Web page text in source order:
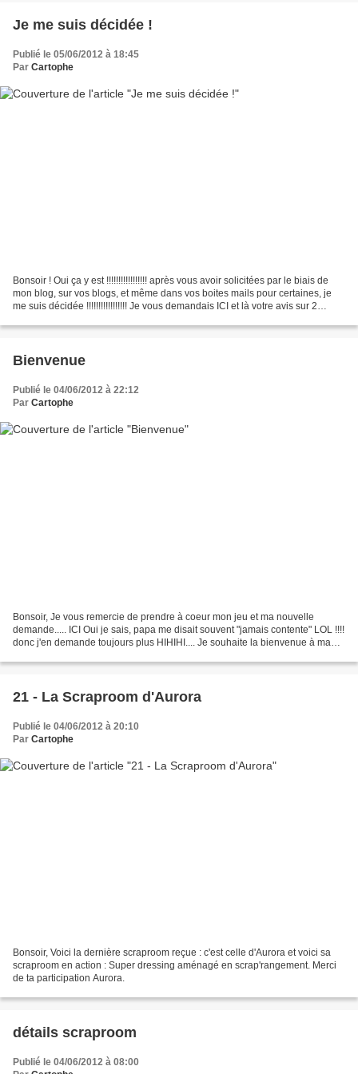
Je me suis décidée !
Publié le 05/06/2012 à 18:45
Par Cartophe
Bonsoir ! Oui ça y est !!!!!!!!!!!!!!!!! après vous avoir solicitées par le biais de
mon blog, sur vos blogs, et même dans vos boites mails pour certaines, je
me suis décidée !!!!!!!!!!!!!!!!! Je vous demandais ICI et là votre avis sur 2
Bienvenue
Publié le 04/06/2012 à 22:12
Par Cartophe
Bonsoir, Je vous remercie de prendre à coeur mon jeu et ma nouvelle
demande..... ICI Oui je sais, papa me disait souvent "jamais contente" LOL !!!!
donc j'en demande toujours plus HIHIHI.... Je souhaite la bienvenue à ma
21 - La Scraproom d'Aurora
Publié le 04/06/2012 à 20:10
Par Cartophe
Bonsoir, Voici la dernière scraproom reçue : c'est celle d'Aurora et voici sa
scraproom en action : Super dressing aménagé en scrap'rangement. Merci
de ta participation Aurora.
détails scraproom
Publié le 04/06/2012 à 08:00